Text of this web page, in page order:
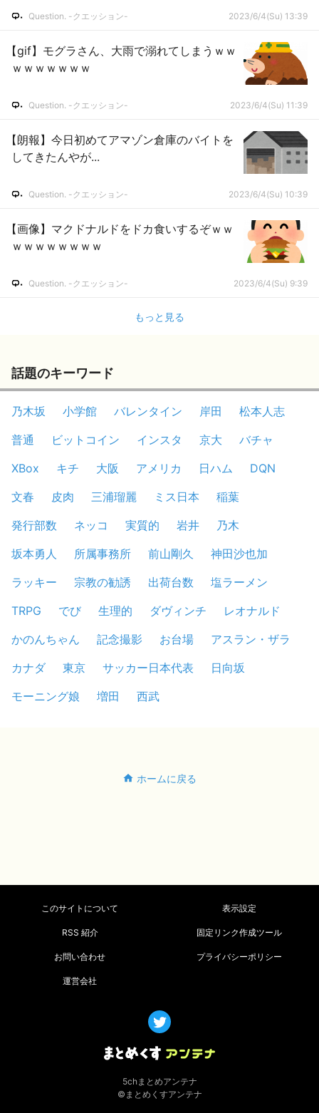
Question. -クエッション- 2023/6/4(Su) 13:39
【gif】モグラさん、大雨で溺れてしまうｗｗ
ｗｗｗｗｗｗｗ
Question. -クエッション- 2023/6/4(Su) 11:39
【朗報】今日初めてアマゾン倉庫のバイトを
してきたんやが...
Question. -クエッション- 2023/6/4(Su) 10:39
【画像】マクドナルドをドカ食いするぞｗｗ
ｗｗｗｗｗｗｗｗ
Question. -クエッション- 2023/6/4(Su) 9:39
もっと見る
話題のキーワード
乃木坂 小学館 バレンタイン 岸田
松本人志
普通
ビットコイン インスタ 京大
バチャ
XBox
キチ 大阪 アメリカ 日ハム
DQN
文春
皮肉 三浦瑠麗 ミス日本
稲葉
発行部数
ネッコ 実質的 岩井
乃木
坂本勇人
所属事務所 前山剛久
神田沙也加
ラッキー
宗教の勧誘 出荷台数
塩ラーメン
TRPG
でび 生理的 ダヴィンチ
レオナルド
かのんちゃん
記念撮影 お台場
アスラン・ザラ
カナダ
東京 サッカー日本代表
日向坂
モーニング娘
増田 西武
ホームに戻る
このサイトについて 表示設定
RSS 紹介 固定リンク作成ツール
お問い合わせ プライバシーポリシー
運営会社
5chまとめアンテナ
©まとめくすアンテナ